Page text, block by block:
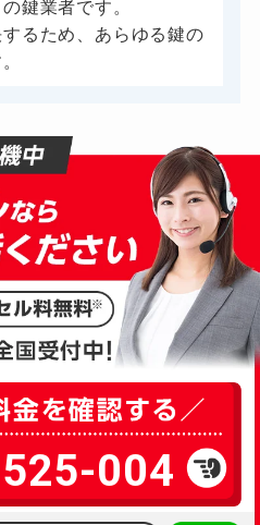
鍵業者です。
るため、あらゆる鍵の
004